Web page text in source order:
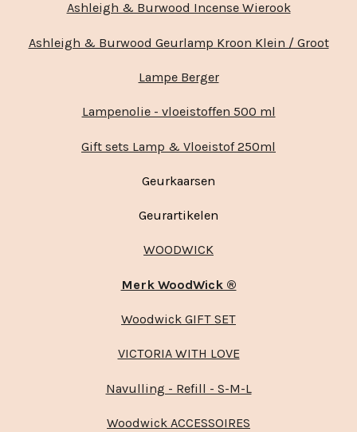
Ashleigh & Burwood Incense Wierook
Ashleigh & Burwood Geurlamp Kroon Klein / Groot
Lampe Berger
Lampenolie - vloeistoffen 500 ml
Gift sets Lamp & Vloeistof 250ml
Geurkaarsen
Geurartikelen
WOODWICK
Merk WoodWick ®
Woodwick GIFT SET
VICTORIA WITH LOVE
Navulling - Refill - S-M-L
Woodwick ACCESSOIRES